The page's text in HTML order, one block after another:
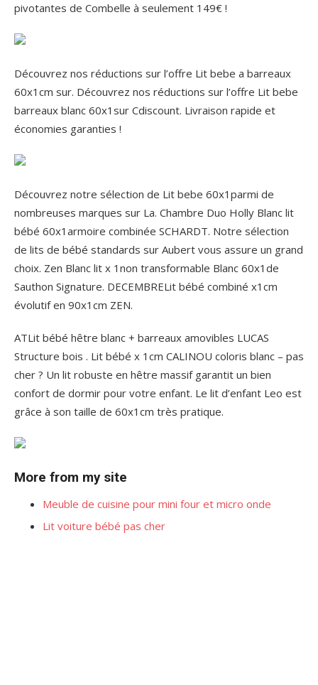
pivotantes de Combelle à seulement 149€ !
Découvrez nos réductions sur l’offre Lit bebe a barreaux
60x1cm sur. Découvrez nos réductions sur l’offre Lit bebe
barreaux blanc 60x1sur Cdiscount. Livraison rapide et
économies garanties !
Découvrez notre sélection de Lit bebe 60x1parmi de
nombreuses marques sur La. Chambre Duo Holly Blanc lit
bébé 60x1armoire combinée SCHARDT. Notre sélection
de lits de bébé standards sur Aubert vous assure un grand
choix. Zen Blanc lit x 1non transformable Blanc 60x1de
Sauthon Signature. DECEMBRELit bébé combiné x1cm
évolutif en 90x1cm ZEN.
ATLit bébé hêtre blanc + barreaux amovibles LUCAS
Structure bois . Lit bébé x 1cm CALINOU coloris blanc – pas
cher ? Un lit robuste en hêtre massif garantit un bien
confort de dormir pour votre enfant. Le lit d’enfant Leo est
grâce à son taille de 60x1cm très pratique.
More from my site
Meuble de cuisine pour mini four et micro onde
Lit voiture bébé pas cher